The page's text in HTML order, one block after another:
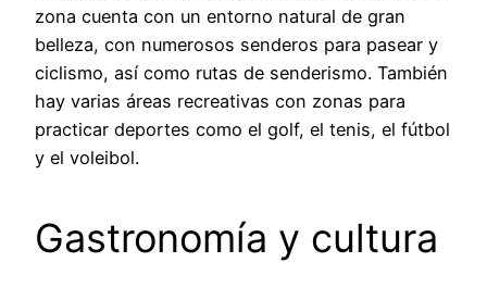
zona cuenta con un entorno natural de gran
belleza, con numerosos senderos para pasear y
ciclismo, así como rutas de senderismo. También
hay varias áreas recreativas con zonas para
practicar deportes como el golf, el tenis, el fútbol
y el voleibol.
Gastronomía y cultura